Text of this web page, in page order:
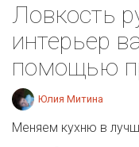
Ловкость
интерьер
помощью
Юлия Митина
Меняем кухню в